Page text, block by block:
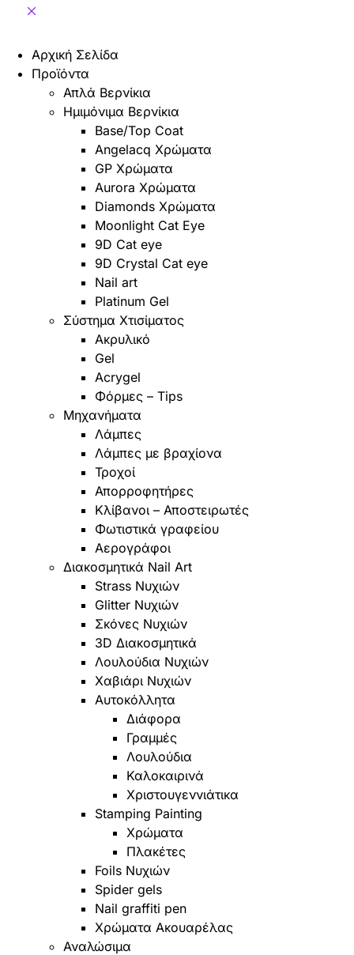
Αρχική Σελίδα
Προϊόντα
Απλά Βερνίκια
Ημιμόνιμα Βερνίκια
Base/Top Coat
Angelacq Χρώματα
GP Χρώματα
Aurora Χρώματα
Diamonds Χρώματα
Moonlight Cat Eye
9D Cat eye
9D Crystal Cat eye
Nail art
Platinum Gel
Σύστημα Χτισίματος
Ακρυλικό
Gel
Acrygel
Φόρμες – Tips
Mηχανήματα
Λάμπες
Λάμπες με βραχίονα
Τροχοί
Απορροφητήρες
Κλίβανοι – Αποστειρωτές
Φωτιστικά γραφείου
Αερογράφοι
Διακοσμητικά Nail Art
Strass Νυχιών
Glitter Νυχιών
Σκόνες Νυχιών
3D Διακοσμητικά
Λουλούδια Νυχιών
Χαβιάρι Νυχιών
Αυτοκόλλητα
Διάφορα
Γραμμές
Λουλούδια
Καλοκαιρινά
Χριστουγεννιάτικα
Stamping Painting
Χρώματα
Πλακέτες
Foils Νυχιών
Spider gels
Nail graffiti pen
Χρώματα Ακουαρέλας
Αναλώσιμα